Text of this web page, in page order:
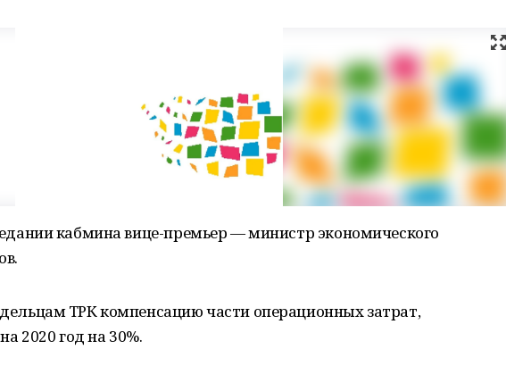
кабмина вице-премьер — министр экономического
ТРК компенсацию части операционных затрат,
2020 год на 30%.